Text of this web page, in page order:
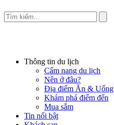
Thông tin du lịch
Cẩm nang du lịch
Nên ở đâu?
Địa điểm Ăn & Uống
Khám phá điểm đến
Mua sắm
Tin nổi bật